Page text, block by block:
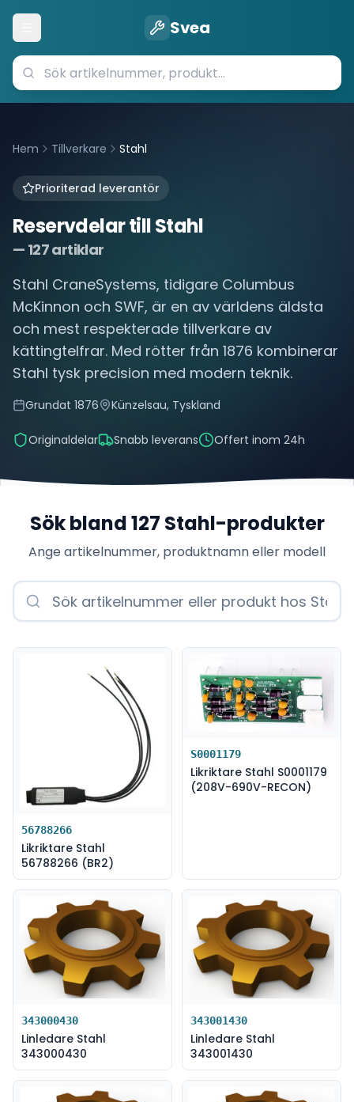
Öppna meny Svea
Hem Tillverkare Stahl
Prioriterad leverantör
Reservdelar tillStahl
— 127artiklar
Stahl CraneSystems, tidigare Columbus
McKinnon och SWF, är en av världens äldsta
och mest respekterade tillverkare av
kättingtelfrar. Med rötter från 1876 kombinerar
Stahl tysk precision med modern teknik.
Grundat 1876 Künzelsau, Tyskland
Originaldelar Snabb leverans Offert inom 24h
Sök bland127 Stahl-produkter
Ange artikelnummer, produktnamn eller modell
56788266
Likriktare Stahl
56788266 (BR2)
S0001179
Likriktare Stahl S0001179
(208V-690V-RECON)
343000430
Linledare Stahl
343000430
343001430
Linledare Stahl
343001430